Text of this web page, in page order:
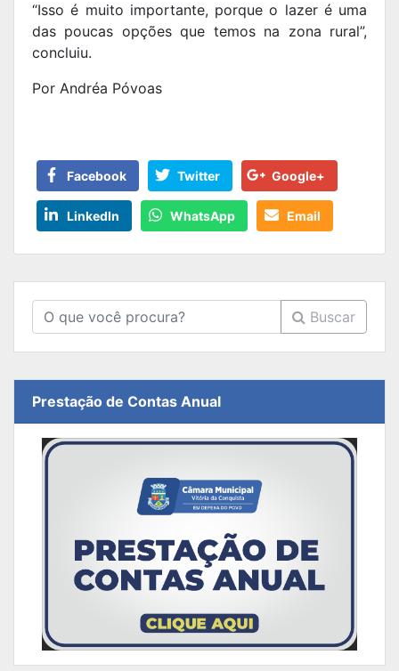
“Isso é muito importante, porque o lazer é uma
das poucas opções que temos na zona rural”,
concluiu.
Por Andréa Póvoas
Facebook Twitter Google+
LinkedIn WhatsApp Email
Buscar
Prestação de Contas Anual